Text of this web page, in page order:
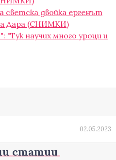
светска двойка ергенът
Дара (СНИМКИ)
"Тук научих много уроци и
02.05.2023
статии